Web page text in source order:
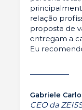
relação
proposta de
entregam a
Eu
Gabriele
CEO da